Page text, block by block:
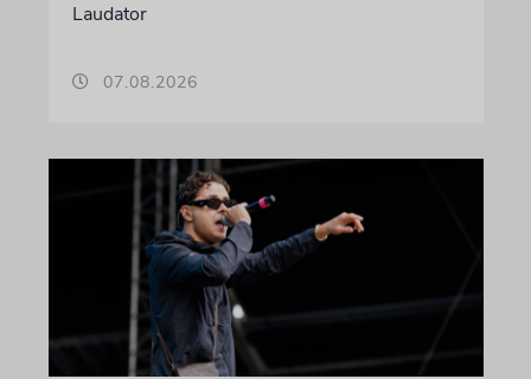
Laudator
07.08.2026